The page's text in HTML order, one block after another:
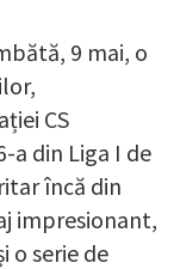
9 mai, o
CS
a din Liga I de
încă din
impresionant,
o serie de